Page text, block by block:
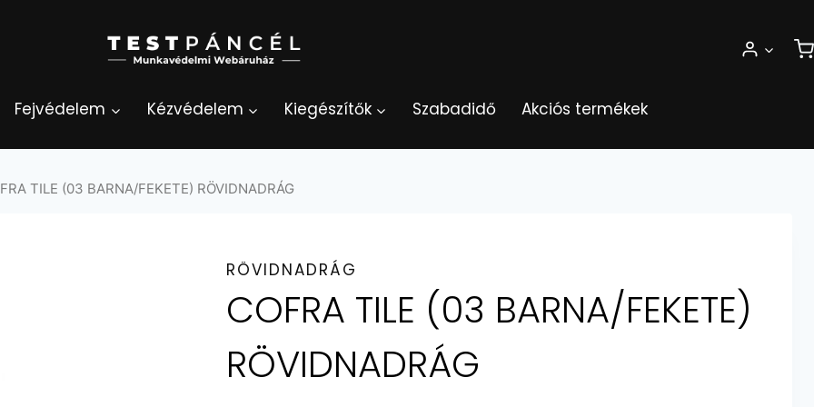
Fejvédelem Kézvédelem Kiegészítők Szabadidő Akciós termékek
TILE (03 BARNA/FEKETE) RÖVIDNADRÁG
RÖVIDNADRÁG
COFRA TILE (03 BARNA/FEKETE)
RÖVIDNADRÁG